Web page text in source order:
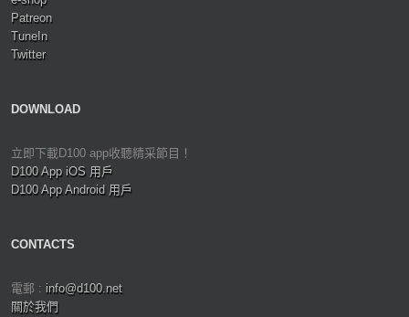
Patreon
TuneIn
Twitter
DOWNLOAD
立即下載D100 app收聽精采節目！
D100 App iOS 用戶
D100 App Android 用戶
CONTACTS
電郵 : info@d100.net
關於我們